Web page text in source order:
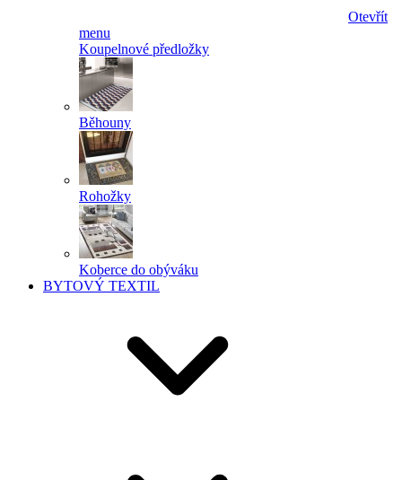
Otevřít
menu
Koupelnové předložky
Běhouny
Rohožky
Koberce do obýváku
BYTOVÝ TEXTIL